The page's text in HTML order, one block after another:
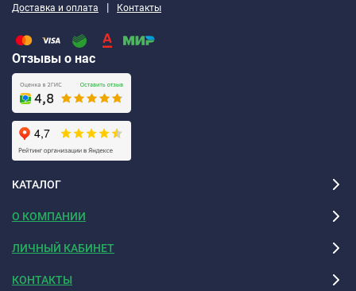
Доставка и оплата | Контакты
Отзывы о нас
КАТАЛОГ
О КОМПАНИИ
ЛИЧНЫЙ КАБИНЕТ
КОНТАКТЫ